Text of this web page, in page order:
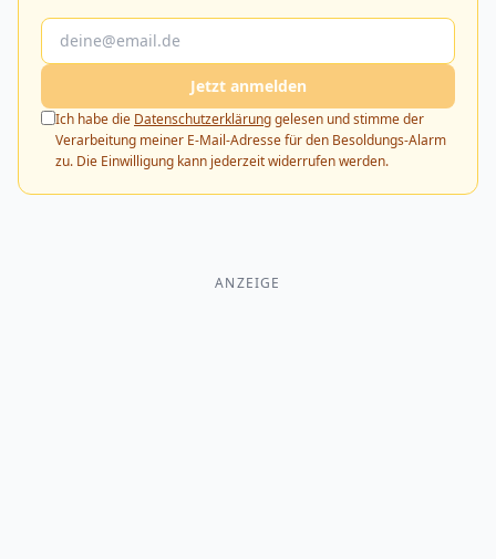
Jetzt anmelden
Ich habe die Datenschutzerklärunggelesen und stimme der
Verarbeitung meiner E-Mail-Adresse für den Besoldungs-Alarm
zu. Die Einwilligung kann jederzeit widerrufen werden.
ANZEIGE